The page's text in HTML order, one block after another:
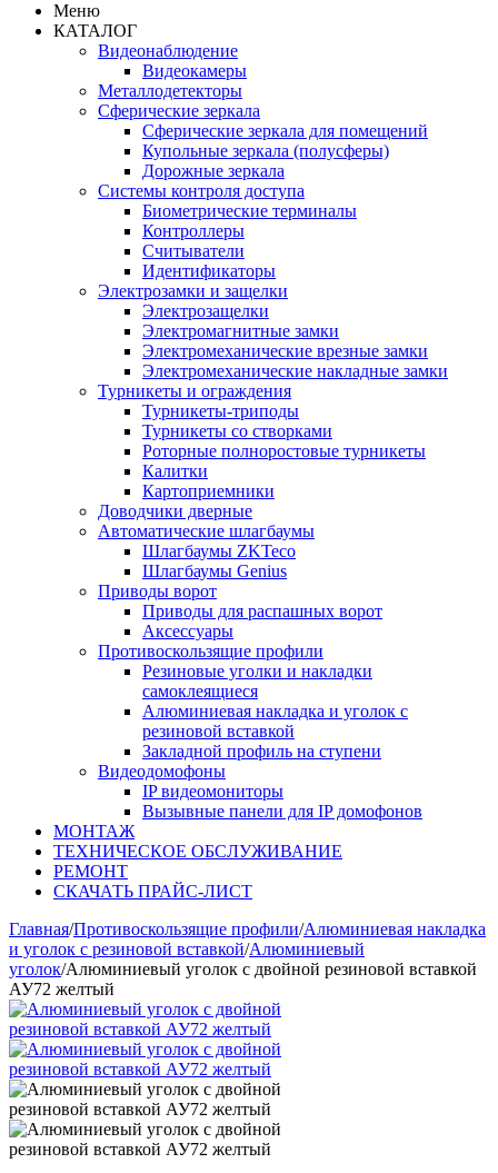
Меню
КАТАЛОГ
Видеонаблюдение
Видеокамеры
Металлодетекторы
Сферические зеркала
Сферические зеркала для помещений
Купольные зеркала (полусферы)
Дорожные зеркала
Системы контроля доступа
Биометрические терминалы
Контроллеры
Считыватели
Идентификаторы
Электрозамки и защелки
Электрозащелки
Электромагнитные замки
Электромеханические врезные замки
Электромеханические накладные замки
Турникеты и ограждения
Турникеты-триподы
Турникеты со створками
Роторные полноростовые турникеты
Калитки
Картоприемники
Доводчики дверные
Автоматические шлагбаумы
Шлагбаумы ZKTeco
Шлагбаумы Genius
Приводы ворот
Приводы для распашных ворот
Аксессуары
Противоскользящие профили
Резиновые уголки и накладки
самоклеящиеся
Алюминиевая накладка и уголок с
резиновой вставкой
Закладной профиль на ступени
Видеодомофоны
IP видеомониторы
Вызывные панели для IP домофонов
МОНТАЖ
ТЕХНИЧЕСКОЕ ОБСЛУЖИВАНИЕ
РЕМОНТ
СКАЧАТЬ ПРАЙС-ЛИСТ
Главная/Противоскользящие профили/Алюминиевая накладка
и уголок с резиновой вставкой/Алюминиевый
уголок/Алюминиевый уголок с двойной резиновой вставкой
АУ72 желтый